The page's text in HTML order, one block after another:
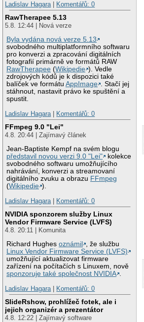
Ladislav Hagara| Komentářů: 0
RawTherapee 5.13
5.8. 12:44 | Nová verze
Byla vydána nová verze 5.13
svobodného multiplatformního softwaru
pro konverzi a zpracování digitálních
fotografií primárně ve formátů RAW
RawTherapee (Wikipedie ). Vedle
zdrojových kódů je k dispozici také
balíček ve formátuAppImage . Stačí jej
stáhnout, nastavit právo ke spuštění a
spustit.
Ladislav Hagara| Komentářů: 0
FFmpeg 9.0 "Lei"
4.8. 20:44 | Zajímavý článek
Jean-Baptiste Kempf na svém blogu
představil novou verzi 9.0 "Lei"
kolekce
svobodného softwaru umožňujícího
nahrávání, konverzi a streamovaní
digitálního zvuku a obrazu FFmpeg
(Wikipedie ).
Ladislav Hagara| Komentářů: 0
NVIDIA sponzorem služby Linux
Vendor Firmware Service (LVFS)
4.8. 20:11 | Komunita
Richard Hughesoznámil
, že službu
Linux Vendor Firmware Service (LVFS)
umožňující aktualizovat firmware
zařízení na počítačích s Linuxem, nově
sponzoruje také společnost NVIDIA .
Ladislav Hagara| Komentářů: 0
SlideRshow, prohlížeč fotek, ale i
jejich organizér a prezentátor
4.8. 12:22 | Zajímavý software